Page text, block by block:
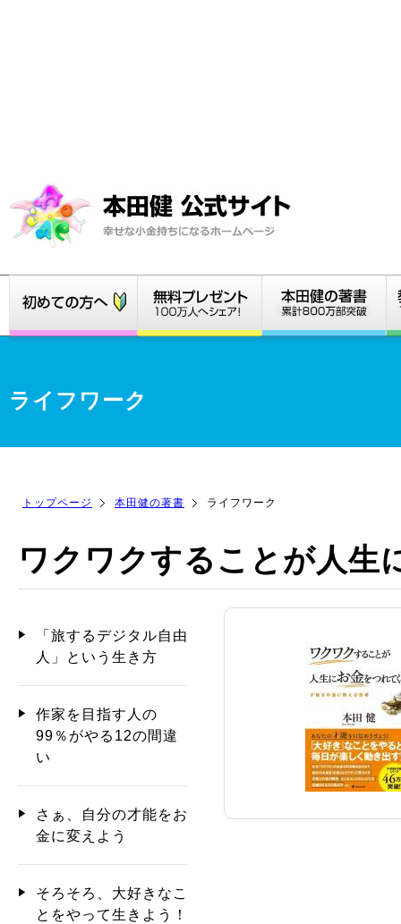
ライフワーク
トップページ 本田健の著書 ライフワーク
ワクワクすることが人生
「旅するデジタル自由
人」という生き方
作家を目指す人の
99％がやる12の間違
い
さぁ、自分の才能をお
金に変えよう
そろそろ、大好きなこ
とをやって生きよう！